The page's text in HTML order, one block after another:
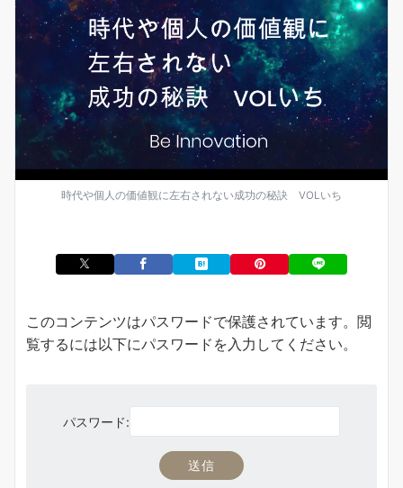
時代や個人の価値観に左右されない成功の秘訣 VOLいち
このコンテンツはパスワードで保護されています。閲
覧するには以下にパスワードを入力してください。
パスワード: